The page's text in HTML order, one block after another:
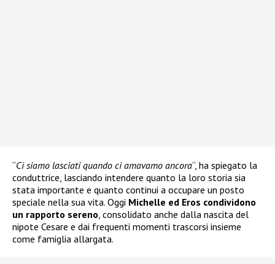
“Ci siamo lasciati quando ci amavamo ancora“, ha spiegato la
conduttrice, lasciando intendere quanto la loro storia sia
stata importante e quanto continui a occupare un posto
speciale nella sua vita. Oggi Michelle ed Eros condividono
un rapporto sereno , consolidato anche dalla nascita del
nipote Cesare e dai frequenti momenti trascorsi insieme
come famiglia allargata.